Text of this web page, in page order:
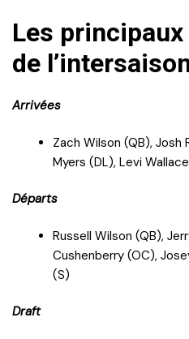
Les
de
Arrivées
Zach Wilson (QB), Josh
Myers (DL), Levi
Départs
Russell Wilson (QB),
Cushenberry (OC),
(S)
Draft